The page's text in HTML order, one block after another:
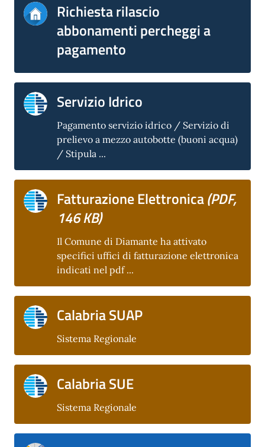
Richiesta rilascio
abbonamenti percheggi a
pagamento
Servizio Idrico
Pagamento servizio idrico / Servizio di
prelievo a mezzo autobotte (buoni acqua)
/ Stipula ...
Fatturazione Elettronica(PDF,
146 KB)
Il Comune di Diamante ha attivato
specifici uffici di fatturazione elettronica
indicati nel pdf ...
Calabria SUAP
Sistema Regionale
Calabria SUE
Sistema Regionale